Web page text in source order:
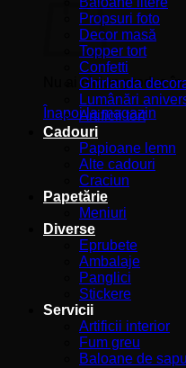
Nu ai niciun produs în
Înapoi la magazin
Propsuri foto
Decor masă
Topper tort
Confetti
Ghirlanda
Lumânări
Artificii tort
Cadouri
Papioane lemn
Alte cadouri
Craciun
Papetărie
Meniuri
Diverse
Eprubete
Ambalaje
Panglici
Stickere
Servicii
Artificii interior
Fum greu
Baloane de